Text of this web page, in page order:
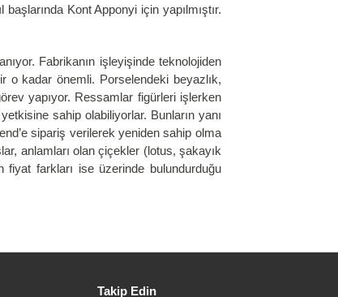
Kont Apponyi için yapılmıştır.
Fabrikanın işleyişinde teknolojiden
o kadar önemli. Porselendeki beyazlık,
yapıyor. Ressamlar figürleri işlerken
sahip olabiliyorlar. Bunların yanı
sipariş verilerek yeniden sahip olma
anlamları olan çiçekler (lotus, şakayık
farkları ise üzerinde bulundurduğu
Takip Edin